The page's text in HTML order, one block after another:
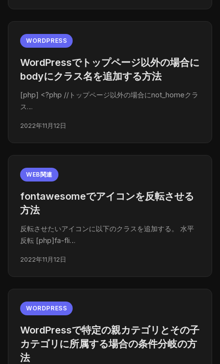
WORDPRESS
WordPressでトップページ以外の場合に
bodyにクラス名を追加する方法
[php] <?php //トップページ以外の場合にnot_homeクラ
ス…
2022年11月12日
WEB関連
fontawesomeでアイコンを反転させる
方法
反転させたいアイコンに以下のクラスを追加する。 水平
反転 [php]fa-fli…
2022年11月12日
WORDPRESS
WordPressで特定の親カテゴリとその子
カテゴリに所属する場合の条件分岐の方
法